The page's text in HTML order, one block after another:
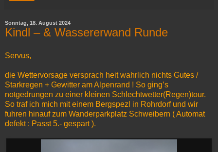
Sonntag, 18. August 2024
Kindl – & Wassererwand Runde
Servus,
die Wettervorsage versprach heit wahrlich nichts Gutes /
Starkregen + Gewitter am Alpenrand ! So ging’s
notgedrungen zu einer kleinen Schlechtwetter(Regen)tour.
So traf ich mich mit einem Bergspezl in Rohrdorf und wir
fuhren hinauf zum Wanderparkplatz Schweibern ( Automat
defekt : Passt 5.- gespart ).